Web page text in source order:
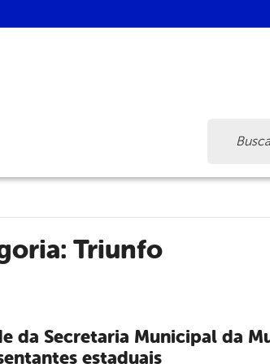
Triunfo
da Secretaria Municipal da
estaduais